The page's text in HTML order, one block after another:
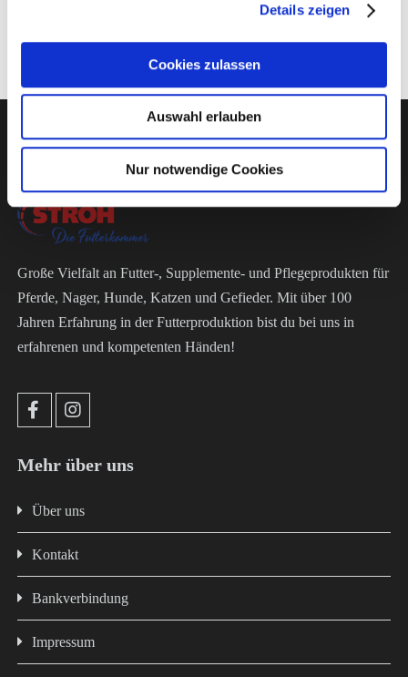
Details zeigen
Cookies zulassen
Auswahl erlauben
Nur notwendige Cookies
Die Futterkammer
Große Vielfalt an Futter-, Supplemente- und Pflegeprodukten für
Pferde, Nager, Hunde, Katzen und Gefieder. Mit über 100
Jahren Erfahrung in der Futterproduktion bist du bei uns in
erfahrenen und kompetenten Händen!
Mehr über uns
Über uns
Kontakt
Bankverbindung
Impressum